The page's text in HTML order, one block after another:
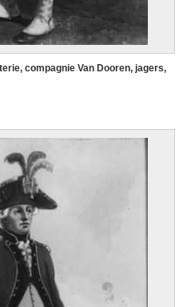
compagnie Van Dooren, jagers,